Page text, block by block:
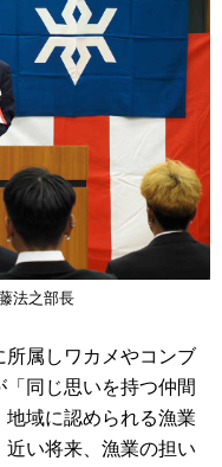
法之部長
属しワカメやコンブ
同じ思いを持つ仲間
域に認められる漁業
い将来、漁業の担い